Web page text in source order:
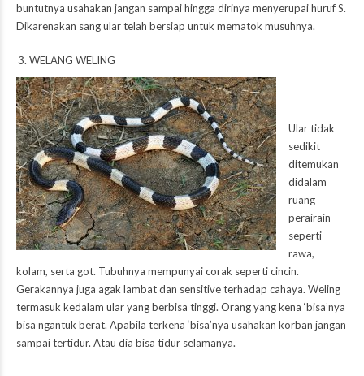
buntutnya usahakan jangan sampai hingga dirinya menyerupai huruf S.
Dikarenakan sang ular telah bersiap untuk mematok musuhnya.
WELANG WELING
Ular tidak
sedikit
ditemukan
didalam
ruang
perairain
seperti
rawa,
kolam, serta got. Tubuhnya mempunyai corak seperti cincin.
Gerakannya juga agak lambat dan sensitive terhadap cahaya. Weling
termasuk kedalam ular yang berbisa tinggi. Orang yang kena ‘bisa’nya
bisa ngantuk berat. Apabila terkena ‘bisa’nya usahakan korban jangan
sampai tertidur. Atau dia bisa tidur selamanya.